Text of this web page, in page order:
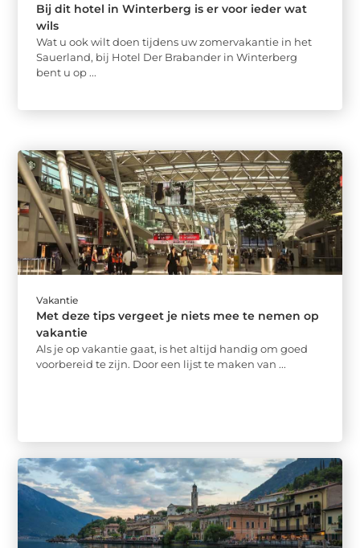
Bij dit hotel in Winterberg is er voor ieder wat
wils
Wat u ook wilt doen tijdens uw zomervakantie in het
Sauerland, bij Hotel Der Brabander in Winterberg
bent u op ...
Vakantie
Met deze tips vergeet je niets mee te nemen op
vakantie
Als je op vakantie gaat, is het altijd handig om goed
voorbereid te zijn. Door een lijst te maken van ...